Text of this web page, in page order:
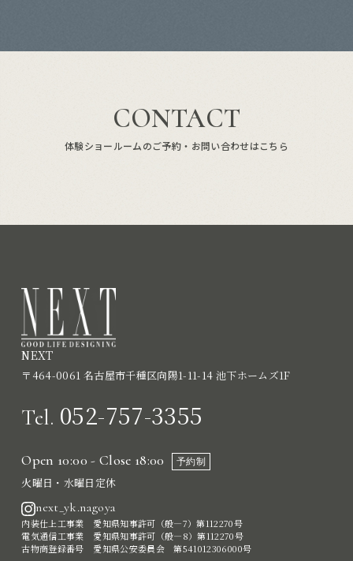
CONTACT
体験ショールームのご予約・お問い合わせはこちら
NEXT
〒464-0061 名古屋市千種区向陽1-11-14 池下ホームズ1F
Tel. 052-757-3355
Open 10:00 - Close 18:00 予約制
火曜日・水曜日定休
next_yk.nagoya
内装仕上工事業 愛知県知事許可（般―7）第112270号
電気通信工事業 愛知県知事許可（般―8）第112270号
古物商登録番号 愛知県公安委員会 第541012306000号